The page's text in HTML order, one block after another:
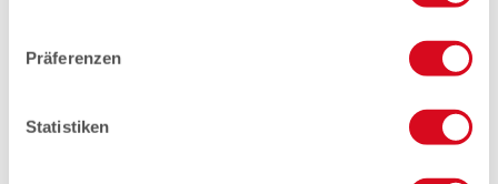
Präferenzen
Statistiken